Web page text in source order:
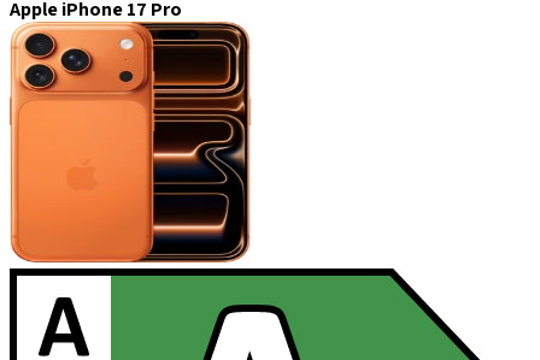
Apple iPhone 17 Pro